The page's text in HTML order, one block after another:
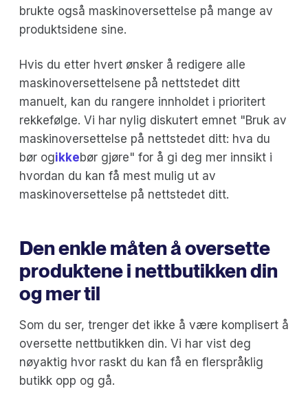
brukte også maskinoversettelse på mange av
produktsidene sine.
Hvis du etter hvert ønsker å redigere alle
maskinoversettelsene på nettstedet ditt
manuelt, kan du rangere innholdet i prioritert
rekkefølge. Vi har nylig diskutert emnet "Bruk av
maskinoversettelse på nettstedet ditt: hva du
bør ogikkebør gjøre" for å gi deg mer innsikt i
hvordan du kan få mest mulig ut av
maskinoversettelse på nettstedet ditt.
Den enkle måten å oversette
produktene i nettbutikken din
og mer til
Som du ser, trenger det ikke å være komplisert å
oversette nettbutikken din. Vi har vist deg
nøyaktig hvor raskt du kan få en flerspråklig
butikk opp og gå.